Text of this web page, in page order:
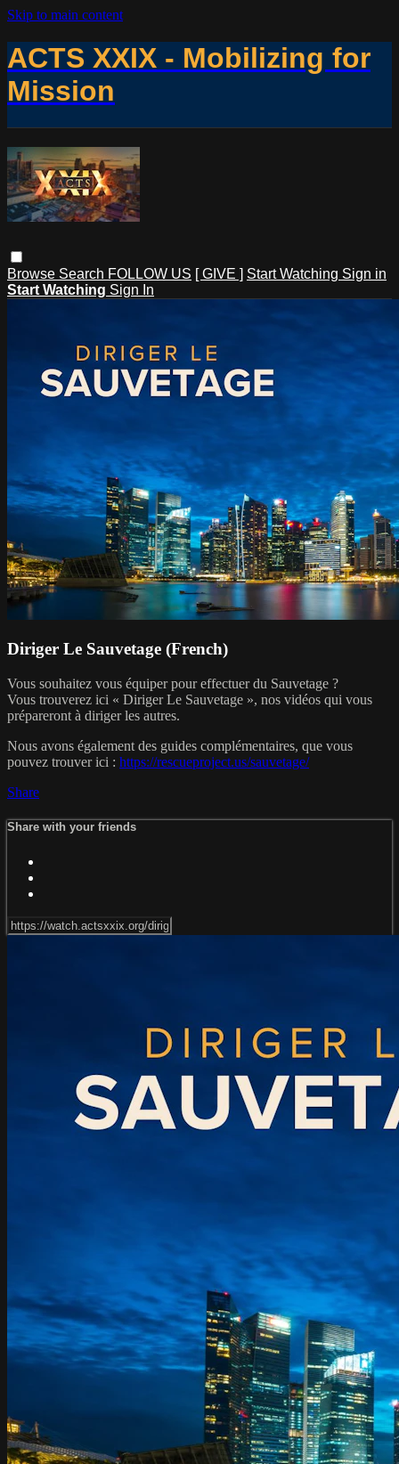
Skip to main content
ACTS XXIX - Mobilizing for
Mission
Browse Search FOLLOW US [ GIVE ] Start Watching Sign in
Start Watching Sign In
Diriger Le Sauvetage (French)
Vous souhaitez vous équiper pour effectuer du Sauvetage ?
Vous trouverez ici « Diriger Le Sauvetage », nos vidéos qui vous
prépareront à diriger les autres.
Nous avons également des guides complémentaires, que vous
pouvez trouver ici : https://rescueproject.us/sauvetage/
Share
Share with your friends